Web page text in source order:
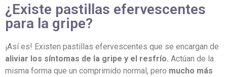
¿Existe pastillas efervescentes
para la gripe?
¡Así es! Existen pastillas efervescentes que se encargan de
aliviar los síntomas de la gripe y el resfrío. Actúan de la
misma forma que un comprimido normal, pero mucho más